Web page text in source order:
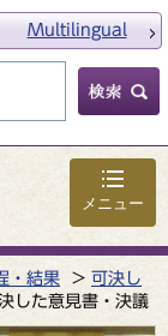
メニュー
Multilingual
・結果
可決し
した意見書・決議